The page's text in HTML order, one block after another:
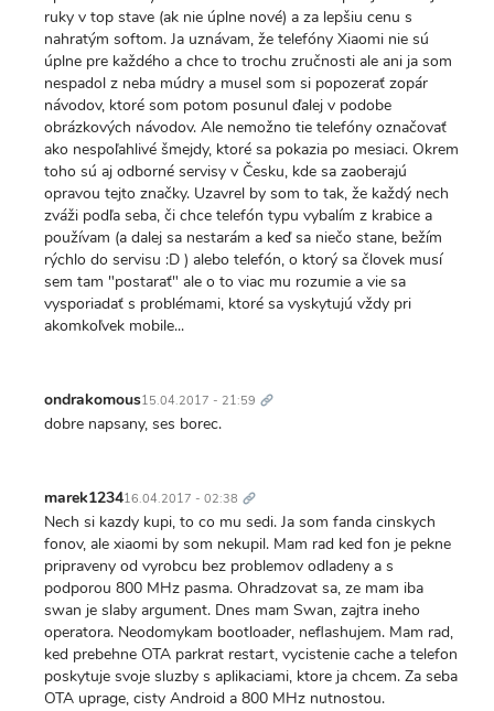
ruky v top stave (ak nie úplne nové) a za lepšiu cenu s
nahratým softom. Ja uznávam, že telefóny Xiaomi nie sú
úplne pre každého a chce to trochu zručnosti ale ani ja som
nespadol z neba múdry a musel som si popozerať zopár
návodov, ktoré som potom posunul ďalej v podobe
obrázkových návodov. Ale nemožno tie telefóny označovať
ako nespoľahlivé šmejdy, ktoré sa pokazia po mesiaci. Okrem
toho sú aj odborné servisy v Česku, kde sa zaoberajú
opravou tejto značky. Uzavrel by som to tak, že každý nech
zváži podľa seba, či chce telefón typu vybalím z krabice a
používam (a dalej sa nestarám a keď sa niečo stane, bežím
rýchlo do servisu :D ) alebo telefón, o ktorý sa človek musí
sem tam "postarať" ale o to viac mu rozumie a vie sa
vysporiadať s problémami, ktoré sa vyskytujú vždy pri
akomkoľvek mobile...
ondrakomous15.04.2017 - 21:59 odkaz
dobre napsany, ses borec.
marek123416.04.2017 - 02:38 odkaz
Nech si kazdy kupi, to co mu sedi. Ja som fanda cinskych
fonov, ale xiaomi by som nekupil. Mam rad ked fon je pekne
pripraveny od vyrobcu bez problemov odladeny a s
podporou 800 MHz pasma. Ohradzovat sa, ze mam iba
swan je slaby argument. Dnes mam Swan, zajtra ineho
operatora. Neodomykam bootloader, neflashujem. Mam rad,
ked prebehne OTA parkrat restart, vycistenie cache a telefon
poskytuje svoje sluzby s aplikaciami, ktore ja chcem. Za seba
OTA uprage, cisty Android a 800 MHz nutnostou.